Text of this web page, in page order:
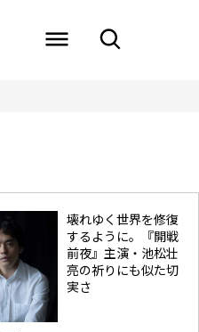
壊れゆく世界を修復
するように。『開戦
前夜』主演・池松壮
亮の祈りにも似た切
実さ